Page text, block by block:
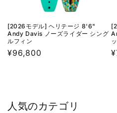
[2026モデル] ヘリテージ 8'6"
Andy Davis ノーズライダー シング
ルフィン
通
¥96,800
人気のカテゴリ